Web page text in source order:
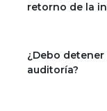
retorno de la
¿Debo
auditoría?